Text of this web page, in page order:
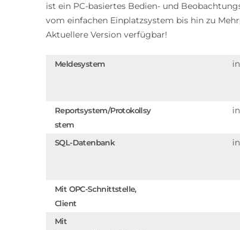
ist ein PC-basiertes Bedien- und
vom einfachen Einplatzsystem bis hin zu
Aktuellere Version verfügbar!
Meldesystem
Reportsystem/Protokollsy
stem
SQL-Datenbank
Mit OPC-Schnittstelle,
Client
Mit